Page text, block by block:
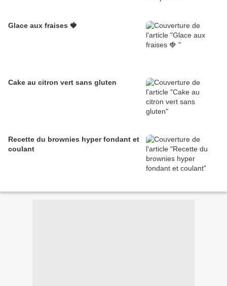
Glace aux fraises 🍓
Cake au citron vert sans gluten
Recette du brownies hyper fondant et
coulant